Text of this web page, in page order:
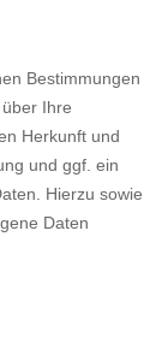
Bestimmungen
Ihre
Herkunft und
und ggf. ein
Hierzu sowie
Daten